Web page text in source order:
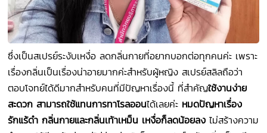
ซึ่งเป็นสเปรย์ระงับเหงื่อ ลดกลิ่นกายที่อยากบอกต่อทุกคนค่ะ เพราะ
เรื่องกลิ่นเป็นเรื่องน่าอายมากค่ะสำหรับผู้หญิง สเปรย์สลิลถือว่า
ตอบโจทย์ได้ดีมากสำหรับคนที่มีปัญหาเรื่องนี้ ที่สำคัญใช้งานง่าย
สะดวก สามารถใช้แทนการทาโรลออนได้เลยค่ะ หมดปัญหาเรื่อง
รักแร้ดำ กลิ่นกายและกลิ่นเท้าเหม็น เหงื่อก็ลดน้อยลง ไม่สร้างความ